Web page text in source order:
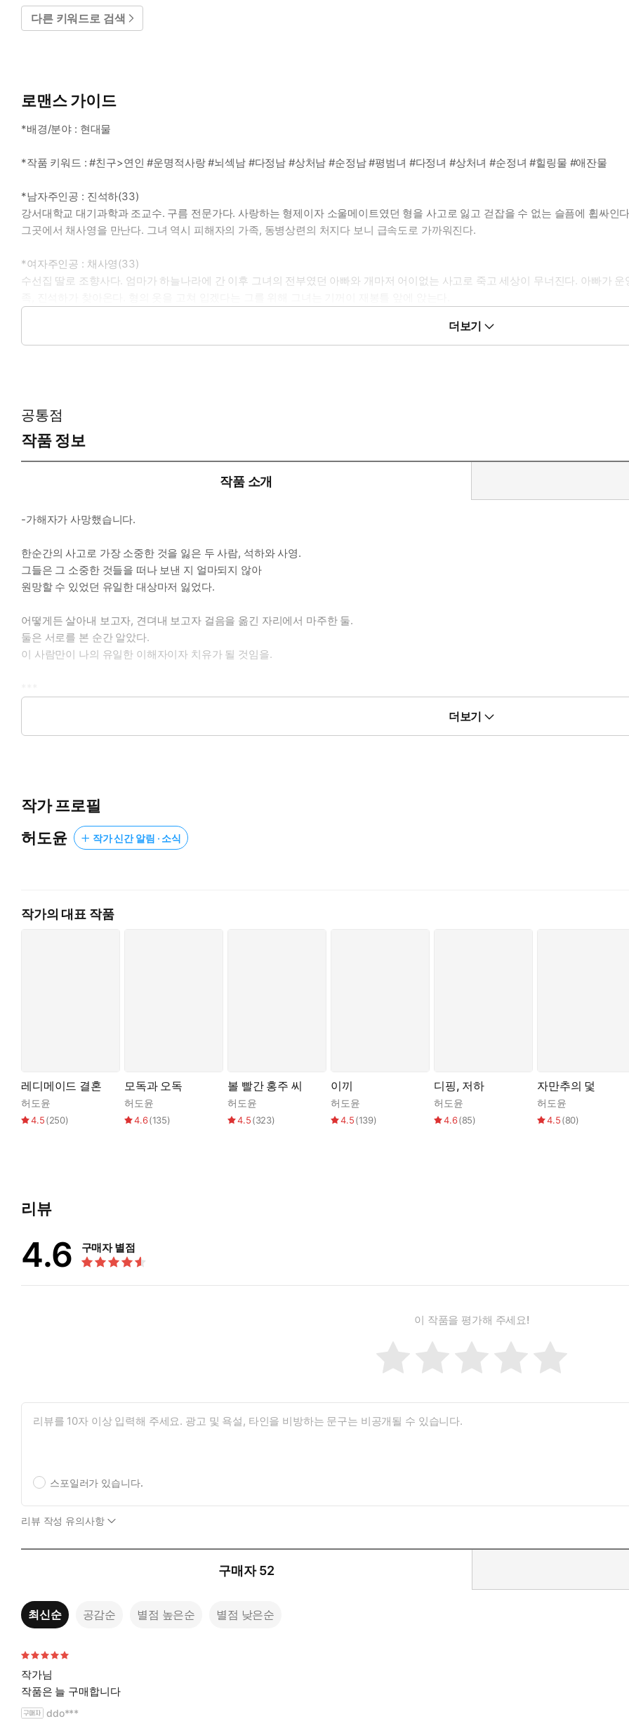
다른 키워드로 검색
로맨스 가이드
*배경/분야 : 현대물
*작품 키워드 : #친구>연인 #운명적사랑 #뇌섹남 #다정남 #상처남 #순정남 #평범녀 #다정녀 #상처녀 #순정녀 #힐링물 #애잔물
*남자주인공 : 진석하(33)
강서대학교 대기과학과 조교수. 구름 전문가다. 사랑하는 형제이자 소울메이트였던 형을 사고로 잃고 걷잡을 수 없는 슬픔에 휩싸인
그곳에서 채사영을 만난다. 그녀 역시 피해자의 가족, 동병상련의 처지다 보니 급속도로 가까워진다.
*여자주인공 : 채사영(33)
수선집 딸로 조향사다. 엄마가 하늘나라에 간 이후 그녀의 전부였던 아빠와 개마저 어이없는 사고로 죽고 세상이 무너진다. 아빠가
더보기
공통점
작품 정보
작품 소개
-가해자가 사망했습니다.
한순간의 사고로 가장 소중한 것을 잃은 두 사람, 석하와 사영.
그들은 그 소중한 것들을 떠나 보낸 지 얼마되지 않아
원망할 수 있었던 유일한 대상마저 잃었다.
어떻게든 살아내 보고자, 견뎌내 보고자 걸음을 옮긴 자리에서 마주한 둘.
둘은 서로를 본 순간 알았다.
이 사람만이 나의 유일한 이해자이자 치유가 될 것임을.
손사래 치는 그녀에게 석하가 부드럽게 대꾸했다.
“괜찮습니다. 어떤 마음에서 밀려 나온 문장인지 이해합니다.
고통을 공유하는 공통점(共痛點)에서
일상으로 소통하는 공통점(共通點)으로 이어지다가
더보기
작가 프로필
허도윤
작가 신간 알림 · 소식
작가의 대표 작품
레디메이드 결혼
허도윤
4.5(250)
모독과 오독
허도윤
4.6(135)
볼 빨간 홍주 씨
허도윤
4.5(323)
이끼
허도윤
4.5(139)
디핑, 저하
허도윤
4.6(85)
자만추의 덫
허도윤
4.5(80)
리뷰
4.6 구매자 별점
이 작품을 평가해 주세요!
스포일러가 있습니다.
리뷰 작성 유의사항
구매자 52
최신순 공감순 별점 높은순 별점 낮은순
작가님
작품은 늘 구매합니다
ddo***